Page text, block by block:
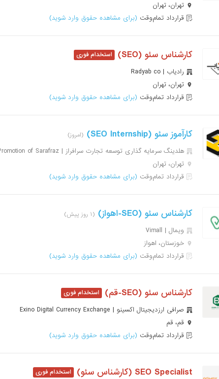
تهران، تهران
قرارداد تمام‌وقت (برای مشاهده حقوق وارد شوید)
کارشناس سئو (SEO)
رادیاب | Radyab co
تهران، تهران
قرارداد تمام‌وقت (برای مشاهده حقوق وارد شوید)
کارآموز سئو (SEO Internship) (امروز)
هلدینگ سرمایه گذاری توسعه تجارت سرافراز | Investment Holding Trade Promotion of Sarafraz
تهران، تهران
قرارداد تمام‌وقت (برای مشاهده حقوق وارد شوید)
کارشناس سئو (SEO-اهواز) (۱ روز پیش)
ویمال | Vimall
خوزستان، اهواز
قرارداد تمام‌وقت (برای مشاهده حقوق وارد شوید)
کارشناس سئو (SEO-قم)
صرافی ارزدیجیتال اکسینو | Exino Digital Currency Exchange
قم، قم
قرارداد تمام‌وقت (برای مشاهده حقوق وارد شوید)
SEO Specialist (کارشناس سئو)